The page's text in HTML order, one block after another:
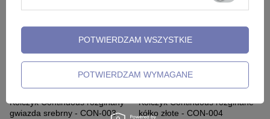
Kolczyk Continuous rozginany
gwiazda srebrny - CON-003
Kolczyk Continuous rozginane
kółko złote - CON-004
POTWIERDZAM WYMAGANE
POTWIERDZAM WSZYSTKIE